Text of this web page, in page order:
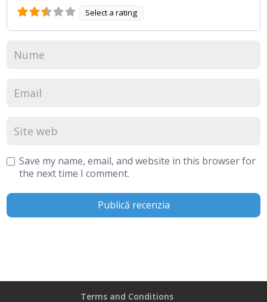
Select a rating
Save my name, email, and website in this browser for
the next time I comment.
Terms and Conditions